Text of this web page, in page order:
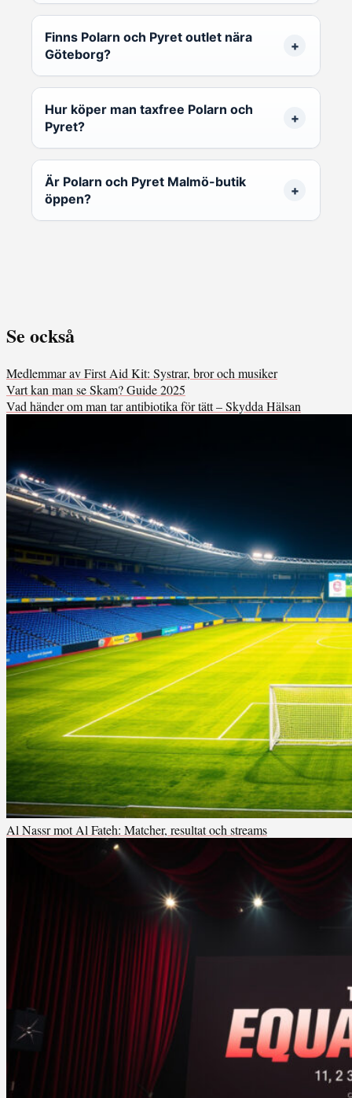
Finns Polarn och Pyret outlet nära
Göteborg?
Hur köper man taxfree Polarn och
Pyret?
Är Polarn och Pyret Malmö-butik
öppen?
Se också
Medlemmar av First Aid Kit: Systrar, bror och musiker
Vart kan man se Skam? Guide 2025
Vad händer om man tar antibiotika för tätt – Skydda Hälsan
Al Nassr mot Al Fateh: Matcher, resultat och streams